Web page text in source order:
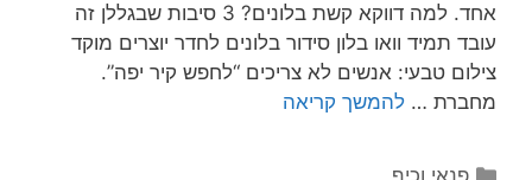
אחד. למה דווקא קשת בלונים? 3 סיבות שבגללן זה
עובד תמיד וואו בלון סידור בלונים לחדר יוצרים מוקד
צילום טבעי: אנשים לא צריכים “לחפש קיר יפה”.
מחברת … להמשך קריאה
קטגוריות
פנאי וכיף